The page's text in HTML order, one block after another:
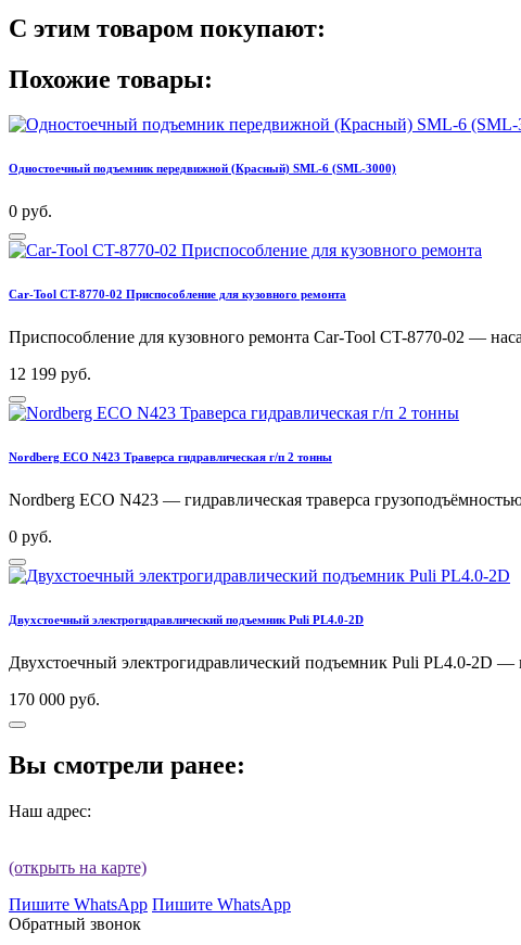
С этим товаром покупают:
Похожие товары:
Одностоечный подъемник передвижной (Красный) SML-6 (SML-3000)
0 руб.
Car-Tool CT-8770-02 Приспособление для кузовного ремонта
Приспособление для кузовного ремонта Car-Tool CT-8770-02 —
12 199 руб.
Nordberg ECO N423 Траверса гидравлическая г/п 2 тонны
Nordberg ECO N423 — гидравлическая траверса
0 руб.
Двухстоечный электрогидравлический подъемник Puli PL4.0-2D
Двухстоечный электрогидравлический подъемник Puli PL4.0-2D
170 000 руб.
Вы смотрели ранее:
Наш адрес:
(открыть на карте)
Пишите WhatsApp Пишите WhatsApp
Обратный звонок